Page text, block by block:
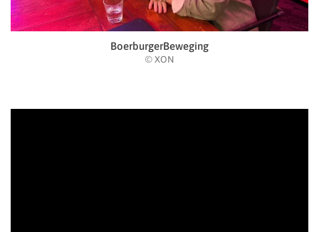
BoerburgerBeweging
© XON